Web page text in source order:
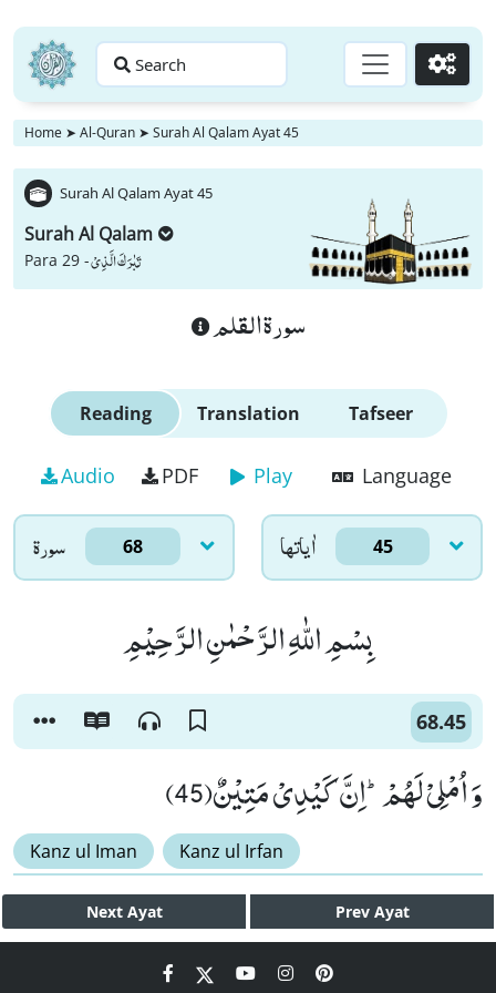
Search Go
Home ➤ Al-Quran ➤ Surah Al Qalam Ayat 45
Surah Al Qalam Ayat 45
Surah Al Qalam
Para 29 -تَبٰرَكَ الَّذِیْ
سورة القلم
Reading Translation Tafseer
Audio PDF Play Language
سورۃ 68 اٰياتها 45
بِسْمِ اللّٰهِ الرَّحْمٰنِ الرَّحِیْمِ
68.45
وَ اُمْلِیْ لَهُمْؕ-اِنَّ كَیْدِیْ مَتِیْنٌ(45)
Kanz ul Iman Kanz ul Irfan
Next Ayat Prev Ayat